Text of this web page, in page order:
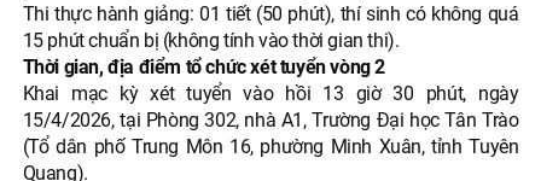
Thi thực hành giảng: 01 tiết (50 phút), thí sinh có không quá
15 phút chuẩn bị (không tính vào thời gian thi).
Thời gian, địa điểm tổ chức xét tuyển vòng 2
Khai mạc kỳ xét tuyển vào hồi 13 giờ 30 phút, ngày
15/4/2026, tại Phòng 302, nhà A1, Trường Đại học Tân Trào
(Tổ dân phố Trung Môn 16, phường Minh Xuân, tỉnh Tuyên
Quang).